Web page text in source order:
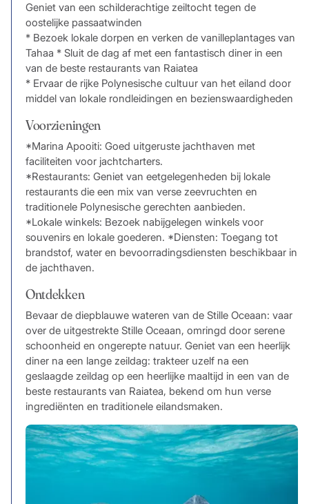
Geniet van een schilderachtige zeiltocht tegen de
oostelijke passaatwinden
* Bezoek lokale dorpen en verken de vanilleplantages van
Tahaa * Sluit de dag af met een fantastisch diner in een
van de beste restaurants van Raiatea
* Ervaar de rijke Polynesische cultuur van het eiland door
middel van lokale rondleidingen en bezienswaardigheden
Voorzieningen
*Marina Apooiti: Goed uitgeruste jachthaven met
faciliteiten voor jachtcharters.
*Restaurants: Geniet van eetgelegenheden bij lokale
restaurants die een mix van verse zeevruchten en
traditionele Polynesische gerechten aanbieden.
*Lokale winkels: Bezoek nabijgelegen winkels voor
souvenirs en lokale goederen. *Diensten: Toegang tot
brandstof, water en bevoorradingsdiensten beschikbaar in
de jachthaven.
Ontdekken
Bevaar de diepblauwe wateren van de Stille Oceaan: vaar
over de uitgestrekte Stille Oceaan, omringd door serene
schoonheid en ongerepte natuur. Geniet van een heerlijk
diner na een lange zeildag: trakteer uzelf na een
geslaagde zeildag op een heerlijke maaltijd in een van de
beste restaurants van Raiatea, bekend om hun verse
ingrediënten en traditionele eilandsmaken.